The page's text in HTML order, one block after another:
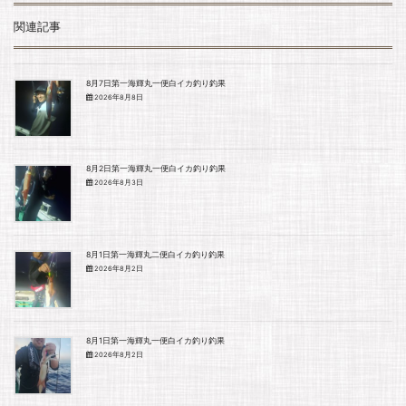
c
e
b
o
o
k
er
関連記事
8月7日第一海輝丸一便白イカ釣り釣果
2026年8月8日
8月2日第一海輝丸一便白イカ釣り釣果
2026年8月3日
8月1日第一海輝丸二便白イカ釣り釣果
2026年8月2日
8月1日第一海輝丸一便白イカ釣り釣果
2026年8月2日